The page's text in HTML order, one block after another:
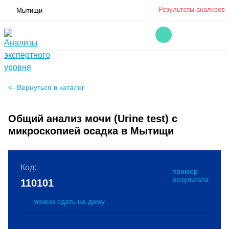
Мытищи Результаты анализов
<- Вернуться в каталог
Общий анализ мочи (Urine test) с
микроскопией осадка в Мытищи
Код:
пример
результата
110101
можно сдать на дому